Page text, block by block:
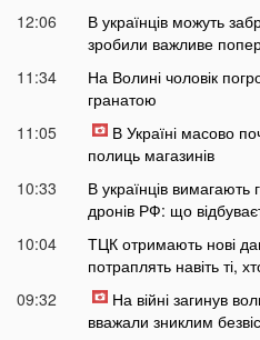
12:06
В українців можуть
зробили важливе
11:34
На Волині чоловік
гранатою
11:05
В Україні масово
полиць магазинів
10:33
В українців вимагають
дронів РФ: що
10:04
ТЦК отримають нові
потраплять навіть ті,
09:32
На війні загинув
вважали зниклим